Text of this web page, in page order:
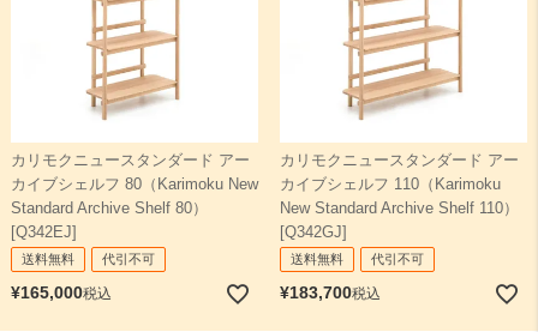
カリモクニュースタンダード アー
カイブシェルフ 80（Karimoku New
Standard Archive Shelf 80）
[Q342EJ]
送料無料 代引不可
¥165,000税込
カリモクニュースタンダード アー
カイブシェルフ 110（Karimoku
New Standard Archive Shelf 110）
[Q342GJ]
送料無料 代引不可
¥183,700税込